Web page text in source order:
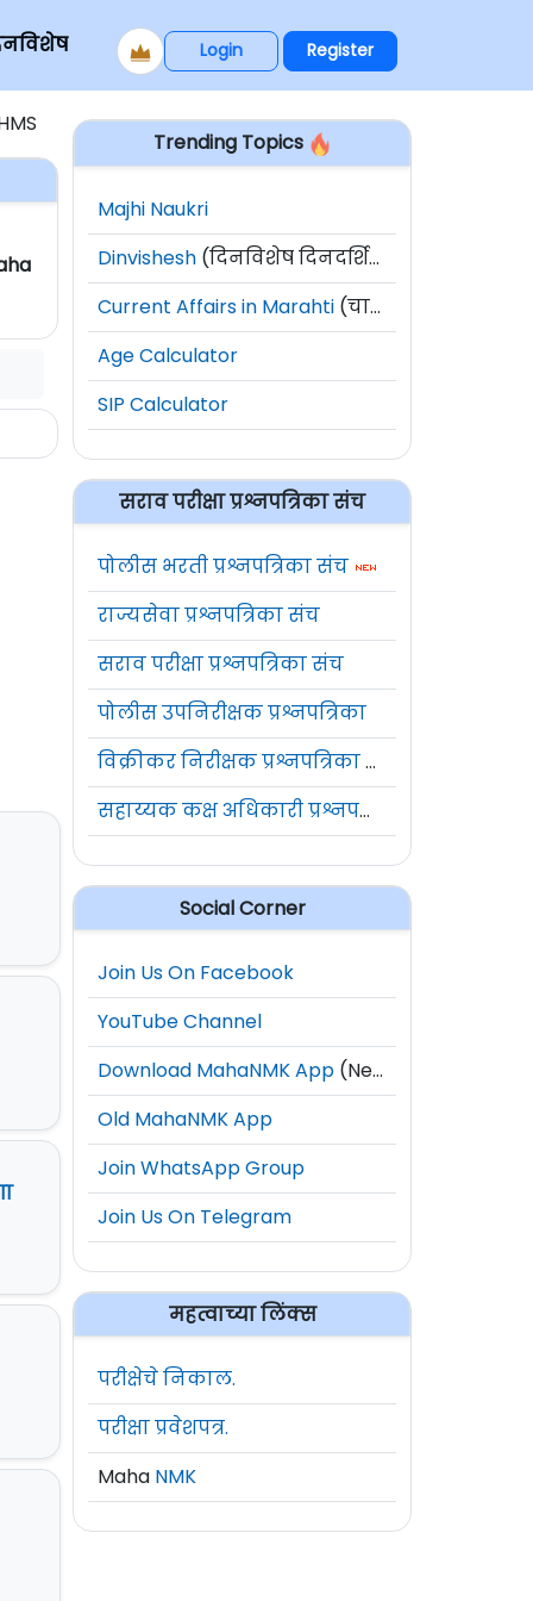
Login Register
Trending Topics
Majhi Naukri
Dinvishesh (दिनविशेष दिनदर्शिका)
Current Affairs in Marahti (चालू घडामोडी)
Age Calculator
SIP Calculator
सराव परीक्षा प्रश्नपत्रिका संच
पोलीस भरती प्रश्नपत्रिका संच
राज्यसेवा प्रश्नपत्रिका संच
सराव परीक्षा प्रश्नपत्रिका संच
पोलीस उपनिरीक्षक प्रश्नपत्रिका
विक्रीकर निरीक्षक प्रश्नपत्रिका संच
सहाय्यक कक्ष अधिकारी प्रश्नपत्रिका संच
Social Corner
Join Us On Facebook
YouTube Channel
Download MahaNMK App (New)
Old MahaNMK App
Join WhatsApp Group
Join Us On Telegram
महत्वाच्या लिंक्स
परीक्षेचे निकाल.
परीक्षा प्रवेशपत्र.
Maha NMK